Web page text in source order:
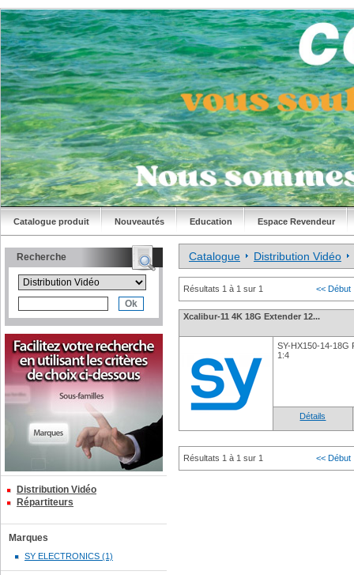
Catalogue produit Nouveautés Education Espace Revendeur
Recherche
Distribution Vidéo
Répartiteurs
Marques
SY ELECTRONICS (1)
Catalogue Distribution Vidéo
Résultats 1 à 1 sur 1 << Début
Xcalibur-11 4K 18G Extender 12...
SY-HX150-14-18G
1:4
Détails
Résultats 1 à 1 sur 1 << Début